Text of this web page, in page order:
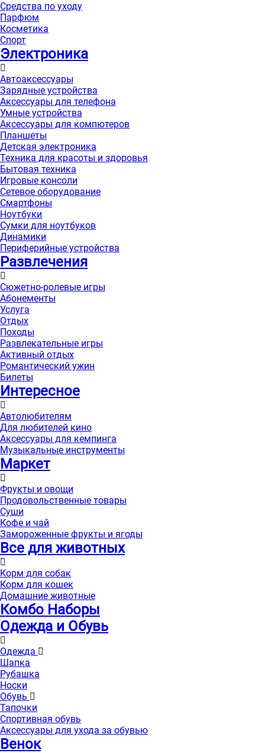
Средства по уходу
Парфюм
Косметика
Спорт
Электроника
Автоаксессуары
Зарядные устройства
Аксессуары для телефона
Умные устройства
Аксессуары для компютеров
Планшеты
Детская электроника
Техника для красоты и здоровья
Бытовая техника
Игровые консоли
Сетевое оборудование
Смартфоны
Ноутбуки
Сумки для ноутбуков
Динамики
Периферийные устройства
Развлечения
Сюжетно-ролевые игры
Абонементы
Услуга
Отдых
Походы
Развлекательные игры
Активный отдых
Романтический ужин
Билеты
Интересноe
Автолюбителям
Для любителей кино
Аксессуары для кемпинга
Музыкальные инструменты
Маркет
Фрукты и овощи
Продовольственные товары
Суши
Кофе и чай
Замороженные фрукты и ягоды
Все для животных
Корм для собак
Корм для кошек
Домашние животные
Комбо Наборы
Одежда и Обувь
Одежда
Шапка
Рубашка
Носки
Обувь
Тапочки
Спортивная обувь
Аксессуары для ухода за обувью
Венок